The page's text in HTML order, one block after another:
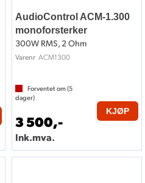
AudioControl ACM-1.300
monoforsterker
300W RMS, 2 Ohm
Varenr ACM1300
Forventet om (5
dager)
3 500,-
Ink.mva.
KJØP